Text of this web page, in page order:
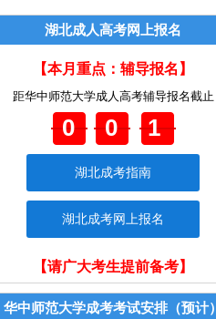
湖北成人高考网上报名
【本月重点：辅导报名】
距华中师范大学成人高考辅导报名截止
001
湖北成考指南
湖北成考网上报名
【请广大考生提前备考】
华中师范大学成考考试安排（预计）